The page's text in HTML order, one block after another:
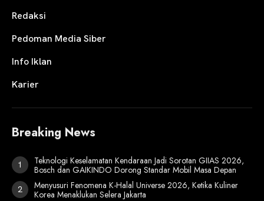
Redaksi
Pedoman Media Siber
Info Iklan
Karier
Breaking News
Teknologi Keselamatan Kendaraan Jadi Sorotan GIIAS 2026,
Bosch dan GAIKINDO Dorong Standar Mobil Masa Depan
Menyusuri Fenomena K-Halal Universe 2026, Ketika Kuliner
Korea Menaklukan Selera Jakarta